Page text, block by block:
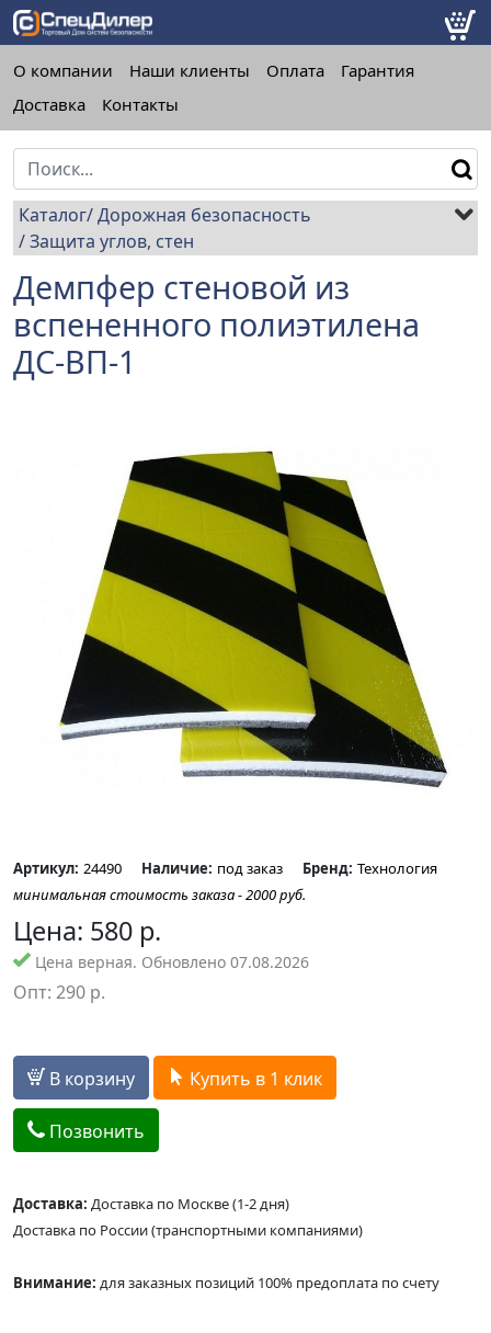
О компании Наши клиенты Оплата
Гарантия
Доставка
Контакты
Каталог Дорожная безопасность
Защита углов, стен
Демпфер стеновой из
вспененного полиэтилена
ДС-ВП-1
Артикул: 24490 Наличие: под заказ Бренд: Технология
минимальная стоимость заказа - 2000 руб.
Цена: 580 р.
Цена верная. Обновлено 07.08.2026
Опт: 290 р.
В корзину Купить в 1 клик
Позвонить
Доставка: Доставка по Москве (1-2 дня)
Доставка по России (транспортными компаниями)
Внимание: для заказных позиций 100% предоплата по счету